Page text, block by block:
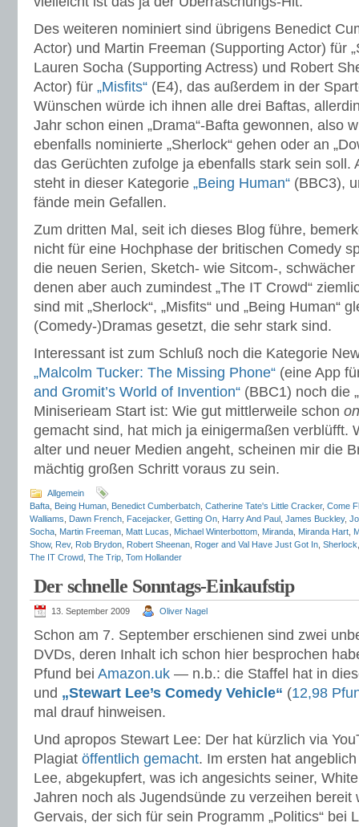
Des weiteren nominiert sind übrigens Benedict
Actor) und Martin Freeman (Supporting Actor) für
Lauren Socha (Supporting Actress) und Robert
Actor) für „Misfits“ (E4), das außerdem in der
Wünschen würde ich ihnen alle drei Baftas,
Jahr schon einen „Drama“-Bafta gewonnen, also
ebenfalls nominierte „Sherlock“ gehen oder an
das Gerüchten zufolge ja ebenfalls stark sein soll.
steht in dieser Kategorie „Being Human“ (BBC3),
fände mein Gefallen.
Zum dritten Mal, seit ich dieses Blog führe,
nicht für eine Hochphase der britischen Comedy
die neuen Serien, Sketch- wie Sitcom-,
denen aber auch zumindest „The IT Crowd“
sind mit „Sherlock“, „Misfits“ und „Being Human“
(Comedy-)Dramas gesetzt, die sehr stark sind.
Interessant ist zum Schluß noch die Kategorie
„Malcolm Tucker: The Missing Phone“ (eine App
and Gromit’s World of Invention“ (BBC1) noch die
Miniserieam Start ist: Wie gut mittlerweile schon
gemacht sind, hat mich ja einigermaßen verblüfft.
alter und neuer Medien angeht, scheinen mir die
mächtig großen Schritt voraus zu sein.
Allgemein
Bafta Being Human Benedict Cumberbatch Catherine Tate's Little Cracker, Come
Walliams
Dawn French Facejacker, Getting On Harry And Paul James Buckley,
Socha Martin Freeman Matt Lucas Michael Winterbottom Miranda Miranda Hart
Show, Rev, Rob Brydon Robert Sheenan Roger and Val Have Just Got In Sherlock
The IT Crowd The Trip Tom Hollander
Der schnelle Sonntags-Einkaufstip
13. September 2009 Oliver Nagel
Schon am 7. September erschienen sind zwei
DVDs, deren Inhalt ich schon hier besprochen
Pfund bei Amazon.uk — n.b.: die Staffel hat in
und „Stewart Lee’s Comedy Vehicle“ (12,98
mal drauf hinweisen.
Und apropos Stewart Lee: Der hat kürzlich via
Plagiat öffentlich gemacht. Im ersten hat
Lee, abgekupfert, was ich angesichts seiner,
Jahren noch als Jugendsünde zu verzeihen bereit
Gervais, der sich für sein Programm „Politics“ bei